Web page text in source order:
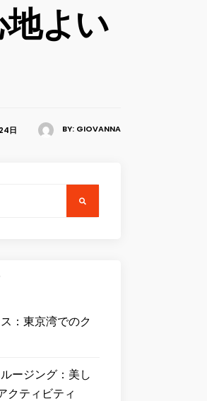
よい
BY: GIOVANNA
日
：東京湾でのク
ージング：美し
クティビティ